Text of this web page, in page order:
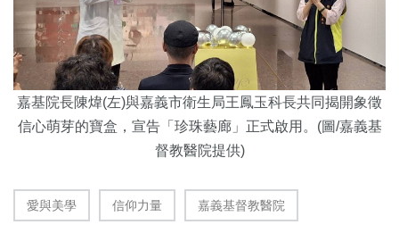
嘉基院長陳煒(左)與嘉義市衛生局王鳳玉科長共同揭開象徵
信心萌芽的寶盒，宣告「珍珠藝廊」正式啟用。 (圖/嘉義基
督教醫院提供)
愛與美學 信仰力量 嘉義基督教醫院